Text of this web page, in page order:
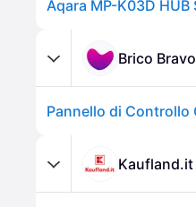
Brico Bravo
Kaufland.it